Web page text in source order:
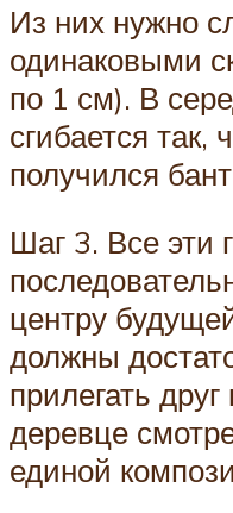
Из них нужно
одинаковыми
по 1 см). В
сгибается так,
получился
Шаг 3. Все эти
центру
должны
прилегать
деревце
единой